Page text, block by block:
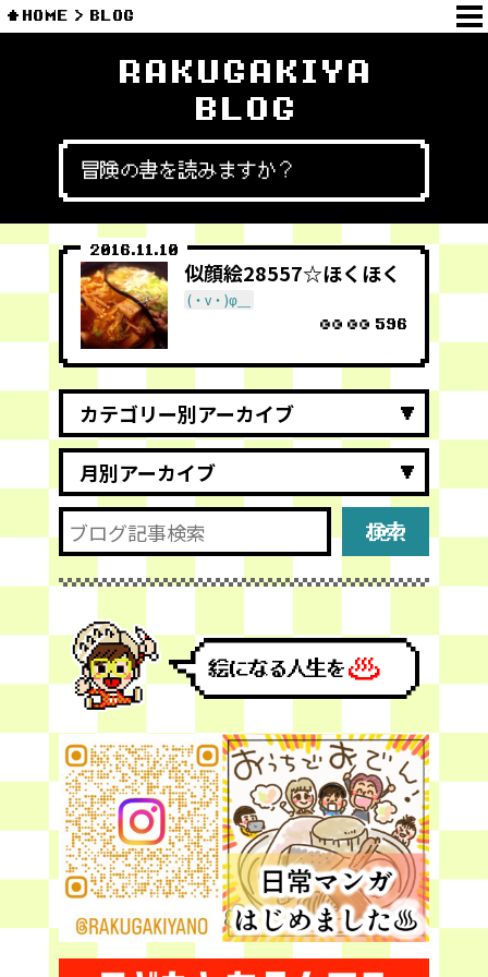
HOME BLOG
RAKUGAKIYA
BLOG
冒険の書を読みますか？
2016.11.10
似顔絵28557☆ほくほく
(・v・)φ＿
596